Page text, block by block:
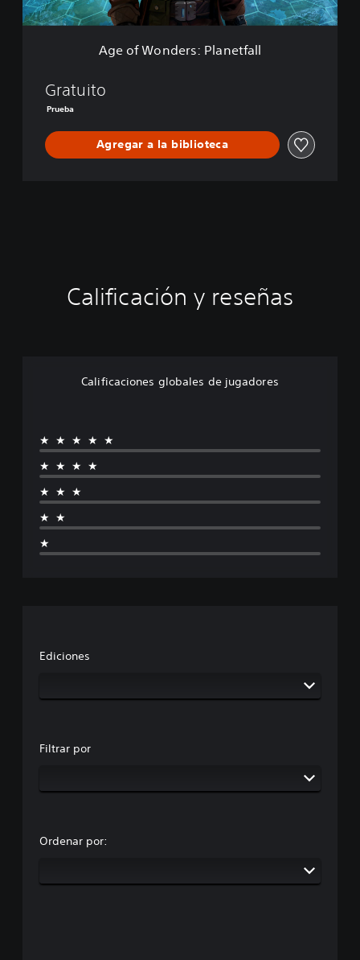
t
r
s
Age of Wonders: Planetfall
Gratuito
Prueba
Agregar a la biblioteca
Calificación y reseñas
Calificaciones globales de jugadores
★★★★★
★★★★
★★★
★★
★
Ediciones
Filtrar por
Ordenar por: